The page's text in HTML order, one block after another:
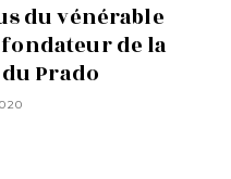
du vénérable
de la
Prado